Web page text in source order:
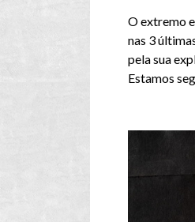
O extremo
nas 3
pela sua
Estamos